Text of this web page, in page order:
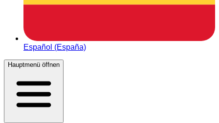
Español (España)
Hauptmenü öffnen